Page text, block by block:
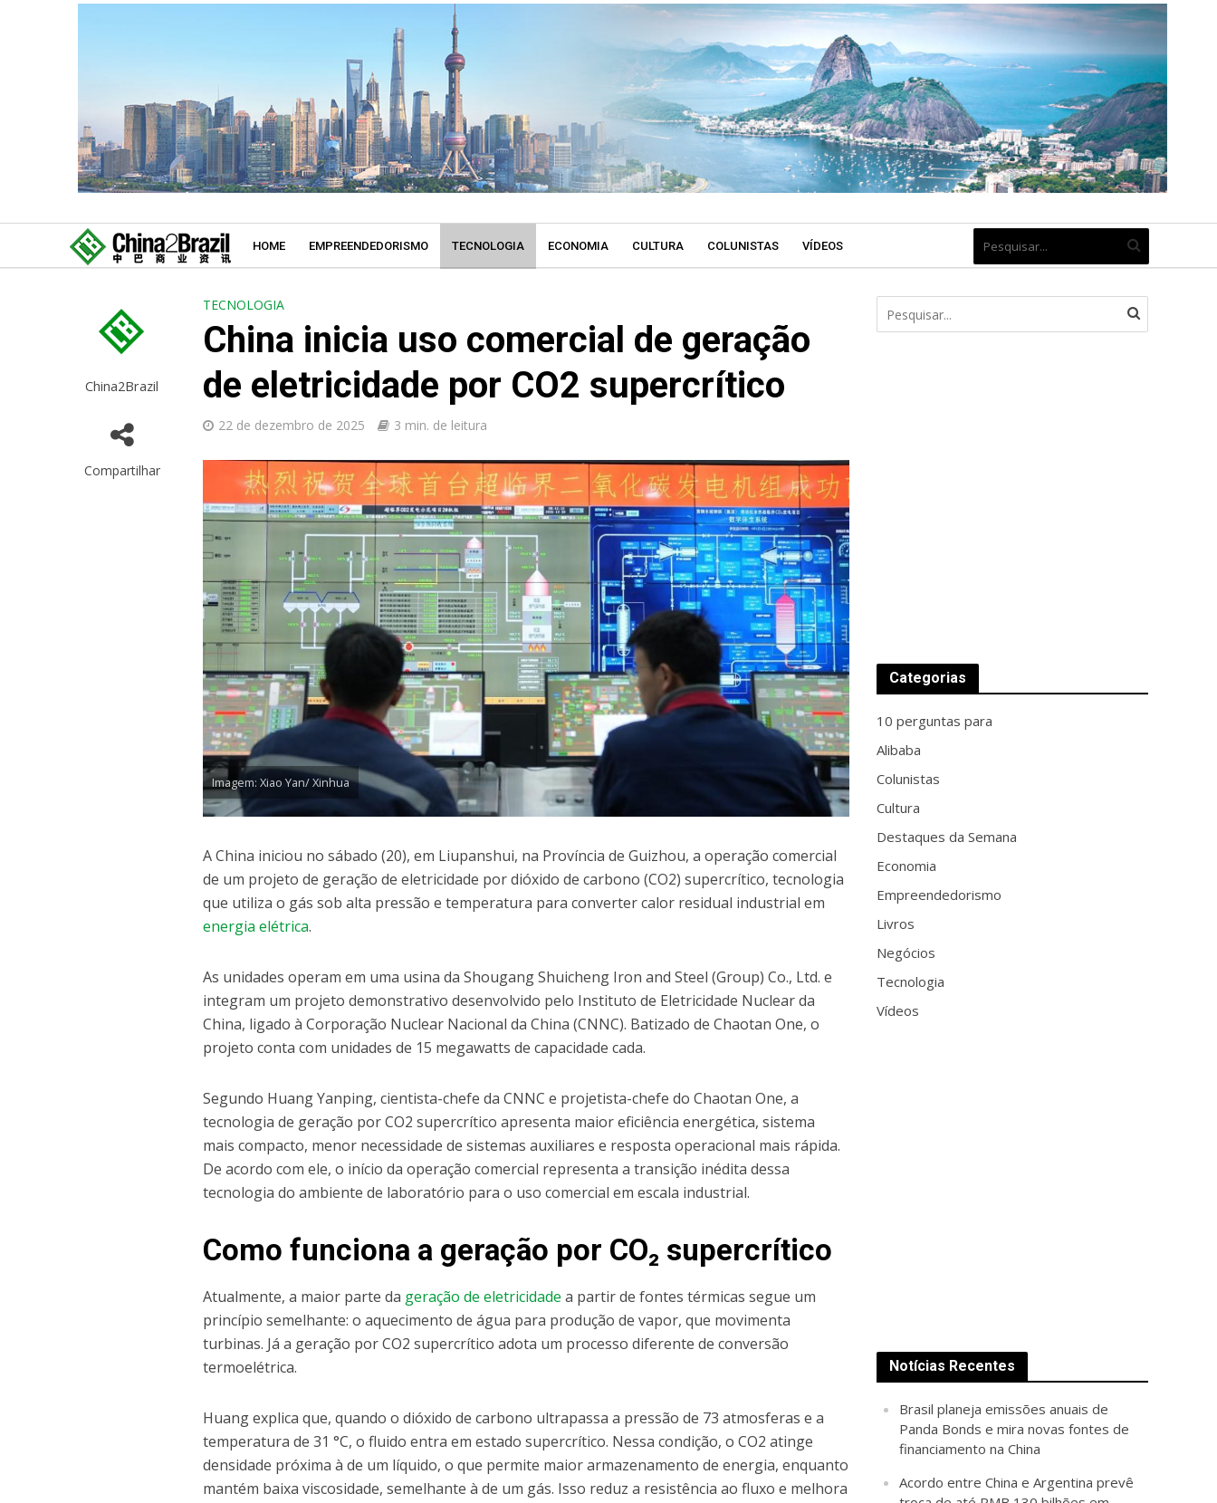
HOME EMPREENDEDORISMO TECNOLOGIA ECONOMIA CULTURA COLUNISTAS VÍDEOS
China2Brazil
Compartilhar
TECNOLOGIA
China inicia uso comercial de geração
de eletricidade por CO2 supercrítico
22 de dezembro de 2025 3 min. de leitura
Imagem: Xiao Yan/ Xinhua
A China iniciou no sábado (20), em Liupanshui, na Província de Guizhou, a operação comercial
de um projeto de geração de eletricidade por dióxido de carbono (CO2) supercrítico, tecnologia
que utiliza o gás sob alta pressão e temperatura para converter calor residual industrial em
energia elétrica.
As unidades operam em uma usina da Shougang Shuicheng Iron and Steel (Group) Co., Ltd. e
integram um projeto demonstrativo desenvolvido pelo Instituto de Eletricidade Nuclear da
China, ligado à Corporação Nuclear Nacional da China (CNNC). Batizado de Chaotan One, o
projeto conta com unidades de 15 megawatts de capacidade cada.
Segundo Huang Yanping, cientista-chefe da CNNC e projetista-chefe do Chaotan One, a
tecnologia de geração por CO2 supercrítico apresenta maior eficiência energética, sistema
mais compacto, menor necessidade de sistemas auxiliares e resposta operacional mais rápida.
De acordo com ele, o início da operação comercial representa a transição inédita dessa
tecnologia do ambiente de laboratório para o uso comercial em escala industrial.
Como funciona a geração por CO₂ supercrítico
Atualmente, a maior parte da geração de eletricidade a partir de fontes térmicas segue um
princípio semelhante: o aquecimento de água para produção de vapor, que movimenta
turbinas. Já a geração por CO2 supercrítico adota um processo diferente de conversão
termoelétrica.
Huang explica que, quando o dióxido de carbono ultrapassa a pressão de 73 atmosferas e a
temperatura de 31 °C, o fluido entra em estado supercrítico. Nessa condição, o CO2 atinge
densidade próxima à de um líquido, o que permite maior armazenamento de energia, enquanto
mantém baixa viscosidade, semelhante à de um gás. Isso reduz a resistência ao fluxo e melhora
Categorias
10 perguntas para
Alibaba
Colunistas
Cultura
Destaques da Semana
Economia
Empreendedorismo
Livros
Negócios
Tecnologia
Vídeos
Notícias Recentes
Brasil planeja emissões anuais de
Panda Bonds e mira novas fontes de
financiamento na China
Acordo entre China e Argentina prevê